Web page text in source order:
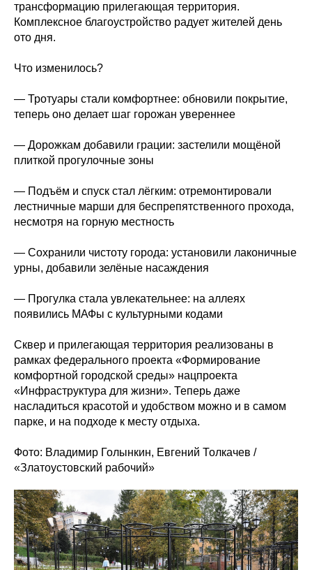
трансформацию прилегающая территория.
Комплексное благоустройство радует жителей день
ото дня.
Что изменилось?
— Тротуары стали комфортнее: обновили покрытие,
теперь оно делает шаг горожан увереннее
— Дорожкам добавили грации: застелили мощёной
плиткой прогулочные зоны
— Подъём и спуск стал лёгким: отремонтировали
лестничные марши для беспрепятственного прохода,
несмотря на горную местность
— Сохранили чистоту города: установили лаконичные
урны, добавили зелёные насаждения
— Прогулка стала увлекательнее: на аллеях
появились МАФы с культурными кодами
Сквер и прилегающая территория реализованы в
рамках федерального проекта «Формирование
комфортной городской среды» нацпроекта
«Инфраструктура для жизни». Теперь даже
насладиться красотой и удобством можно и в самом
парке, и на подходе к месту отдыха.
Фото: Владимир Голынкин, Евгений Толкачев /
«Златоустовский рабочий»